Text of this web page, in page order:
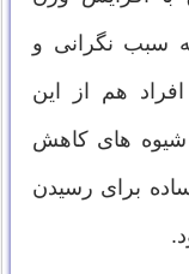
سبب نگرانی و
هم از این
شیوه های کاهش
برای رسیدن